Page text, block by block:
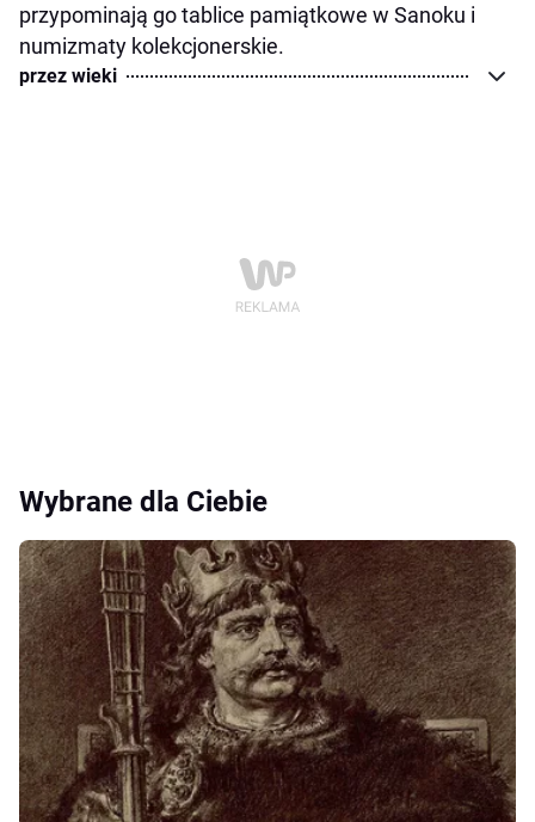
przypominają go tablice pamiątkowe w Sanoku i
numizmaty kolekcjonerskie.
przez wieki
Wybrane dla Ciebie